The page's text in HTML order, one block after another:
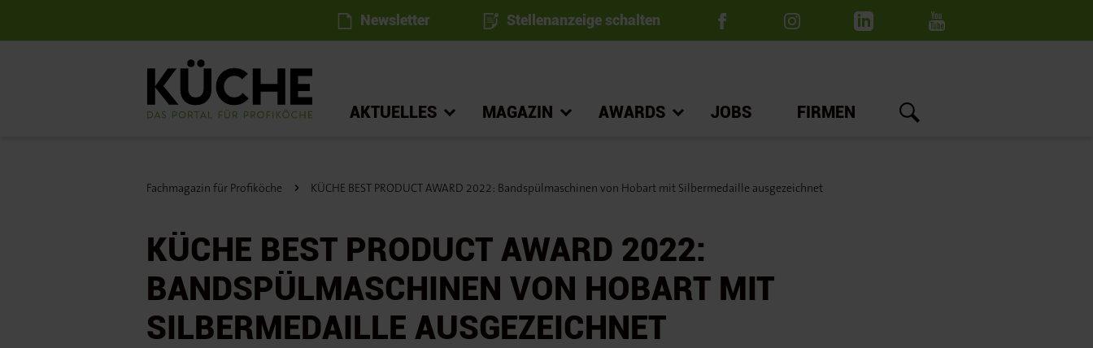
Newsletter Stellenanzeige schalten
AKTUELLES MAGAZIN AWARDS JOBS FIRMEN
Fachmagazin für Profiköche KÜCHE BEST PRODUCT AWARD 2022: Bandspülmaschinen von Hobart mit Silbermedaille ausgezeichnet
KÜCHE BEST PRODUCT AWARD 2022:
BANDSPÜLMASCHINEN VON HOBART MIT
SILBERMEDAILLE AUSGEZEICHNET